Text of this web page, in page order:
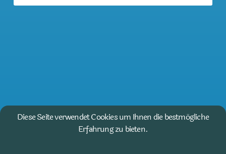
Diese Seite verwendet Cookies um Ihnen die bestmögliche
Erfahrung zu bieten.